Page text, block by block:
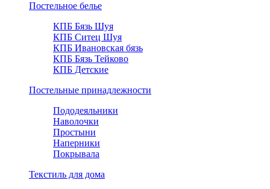
Постельное белье
КПБ Бязь Шуя
КПБ Ситец Шуя
КПБ Ивановская бязь
КПБ Бязь Тейково
КПБ Детские
Постельные принадлежности
Пододеяльники
Наволочки
Простыни
Наперники
Покрывала
Текстиль для дома